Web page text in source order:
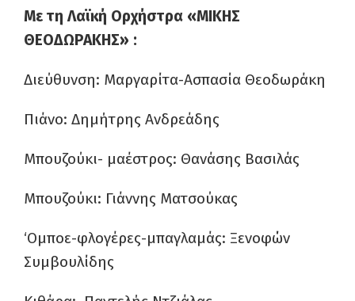
Με τη Λαϊκή Ορχήστρα «ΜΙΚΗΣ
ΘΕΟΔΩΡΑΚΗΣ» :
Διεύθυνση: Μαργαρίτα-Ασπασία Θεοδωράκη
Πιάνο: Δημήτρης Ανδρεάδης
Μπουζούκι- μαέστρος: Θανάσης Βασιλάς
Μπουζούκι: Γιάννης Ματσούκας
‘Ομποε-φλογέρες-μπαγλαμάς: Ξενοφών
Συμβουλίδης